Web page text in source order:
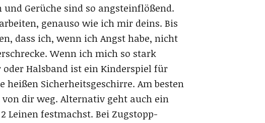
und Gerüche sind so angsteinflößend.
genauso wie ich mir deins. Bis
dass ich, wenn ich Angst habe, nicht
Wenn ich mich so stark
Halsband ist ein Kinderspiel für
heißen Sicherheitsgeschirre. Am besten
dir weg. Alternativ geht auch ein
Leinen festmachst. Bei Zugstopp-